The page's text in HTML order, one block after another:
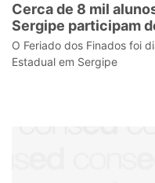
Cerca de 8 mil
Sergipe participam
O Feriado dos Finados foi
Estadual em Sergipe